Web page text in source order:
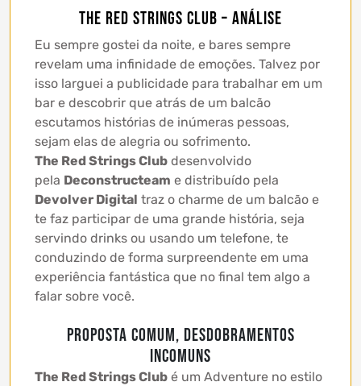
The Red Strings Club – Análise
Eu sempre gostei da noite, e bares sempre
revelam uma infinidade de emoções. Talvez por
isso larguei a publicidade para trabalhar em um
bar e descobrir que atrás de um balcão
escutamos histórias de inúmeras pessoas,
sejam elas de alegria ou sofrimento.
The Red Strings Club desenvolvido
pela Deconstructeam e distribuído pela
Devolver Digital traz o charme de um balcão e
te faz participar de uma grande história, seja
servindo drinks ou usando um telefone, te
conduzindo de forma surpreendente em uma
experiência fantástica que no final tem algo a
falar sobre você.
Proposta comum, desdobramentos
incomuns
The Red Strings Club é um Adventure no estilo